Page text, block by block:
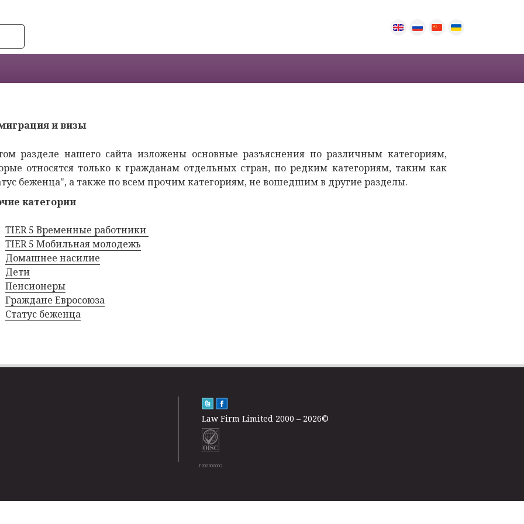
и визы
разделе нашего сайта изложены основные разъяснения по различным категориям,
относятся только к гражданам отдельных стран, по редким категориям, таким как
беженца", а также по всем прочим категориям, не вошедшим в другие разделы.
категории
TIER 5 Временные работники
TIER 5 Мобильная молодежь
Домашнее насилие
Дети
Пенсионеры
Граждане Евросоюза
Статус беженца
Law Firm Limited 2000 – 2026©
F200500002